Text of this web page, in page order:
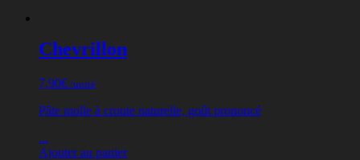
Chevrillon
7,90€ /unité
Pâte molle à croute naturelle, goût prononcé
...
Ajouter au panier